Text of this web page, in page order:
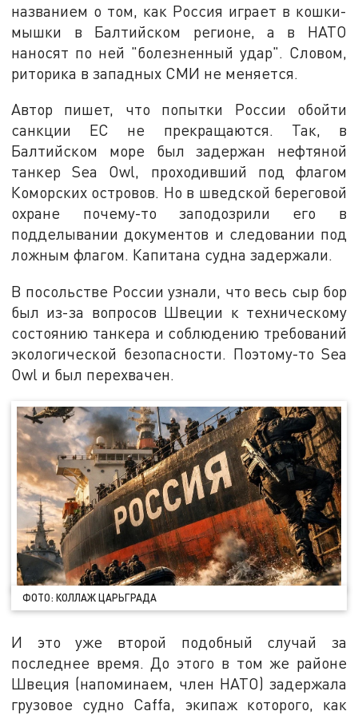
названием о том, как Россия играет в кошки-
мышки в Балтийском регионе, а в НАТО
наносят по ней "болезненный удар". Словом,
риторика в западных СМИ не меняется.
Автор пишет, что попытки России обойти
санкции ЕС не прекращаются. Так, в
Балтийском море был задержан нефтяной
танкер Sea Owl, проходивший под флагом
Коморских островов. Но в шведской береговой
охране почему-то заподозрили его в
подделывании документов и следовании под
ложным флагом. Капитана судна задержали.
В посольстве России узнали, что весь сыр бор
был из-за вопросов Швеции к техническому
состоянию танкера и соблюдению требований
экологической безопасности. Поэтому-то Sea
Owl и был перехвачен.
ФОТО: КОЛЛАЖ ЦАРЬГРАДА
И это уже второй подобный случай за
последнее время. До этого в том же районе
Швеция (напоминаем, член НАТО) задержала
грузовое судно Caffa, экипаж которого, как